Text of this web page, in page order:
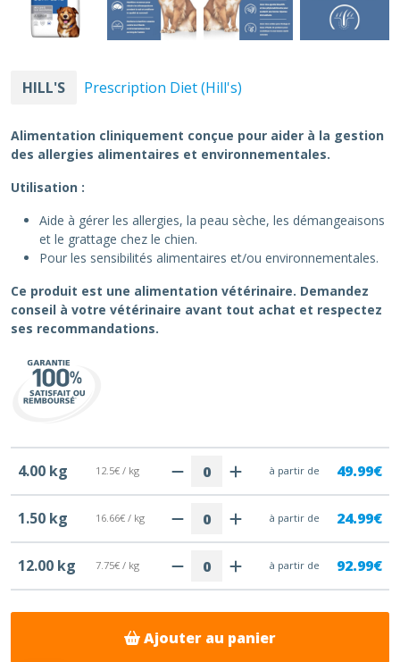
HILL'S Prescription Diet (Hill's)
Alimentation cliniquement conçue pour aider à la gestion
des allergies alimentaires et environnementales.
Utilisation :
Aide à gérer les allergies, la peau sèche, les démangeaisons
et le grattage chez le chien.
Pour les sensibilités alimentaires et/ou environnementales.
Ce produit est une alimentation vétérinaire. Demandez
conseil à votre vétérinaire avant tout achat et respectez
ses recommandations.
4.00 kg 12.5€ / kg à partir de 49.99€
1.50 kg 16.66€ / kg à partir de 24.99€
12.00 kg 7.75€ / kg à partir de 92.99€
Ajouter au panier